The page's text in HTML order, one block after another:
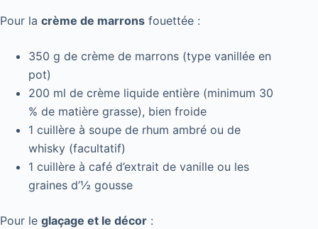
Pour la crème de marrons fouettée :
350 g de crème de marrons (type vanillée en
pot)
200 ml de crème liquide entière (minimum 30
% de matière grasse), bien froide
1 cuillère à soupe de rhum ambré ou de
whisky (facultatif)
1 cuillère à café d’extrait de vanille ou les
graines d’½ gousse
Pour le glaçage et le décor :